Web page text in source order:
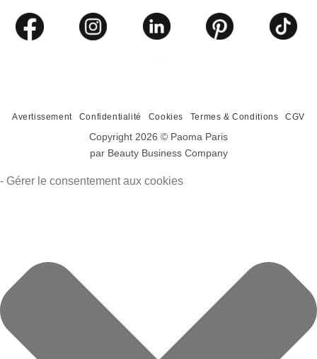
Avertissement Confidentialité Cookies Termes & Conditions CGV
Copyright 2026 © Paoma Paris
par Beauty Business Company
- Gérer le consentement aux cookies